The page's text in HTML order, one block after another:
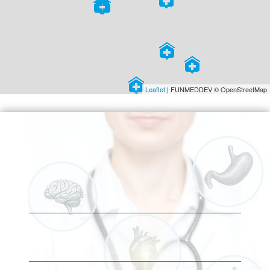
Leaflet | FUNMEDDEV © OpenStreetMap